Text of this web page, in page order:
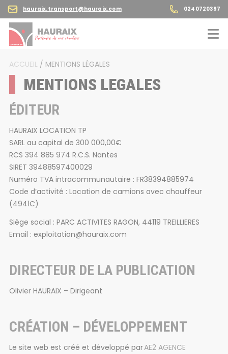
hauraix.transport@hauraix.com 0240720397
ACCUEIL / MENTIONS LÉGALES
MENTIONS LEGALES
ÉDITEUR
HAURAIX LOCATION TP
SARL au capital de 300 000,00€
RCS 394 885 974 R.C.S. Nantes
SIRET 39488597400029
Numéro TVA intracommunautaire : FR38394885974
Code d’activité : Location de camions avec chauffeur
(4941C)
Siège social : PARC ACTIVITES RAGON, 44119 TREILLIERES
Email : exploitation@hauraix.com
DIRECTEUR DE LA PUBLICATION
Olivier HAURAIX – Dirigeant
CRÉATION – DÉVELOPPEMENT
Le site web est créé et développé parAE2 AGENCE